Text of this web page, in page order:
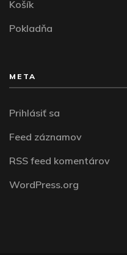
Košík
Pokladňa
META
Prihlásiť sa
Feed záznamov
RSS feed komentárov
WordPress.org